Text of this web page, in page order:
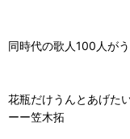
同時代の歌人100人が
花瓶だけうんとあげた
ーー笠木拓